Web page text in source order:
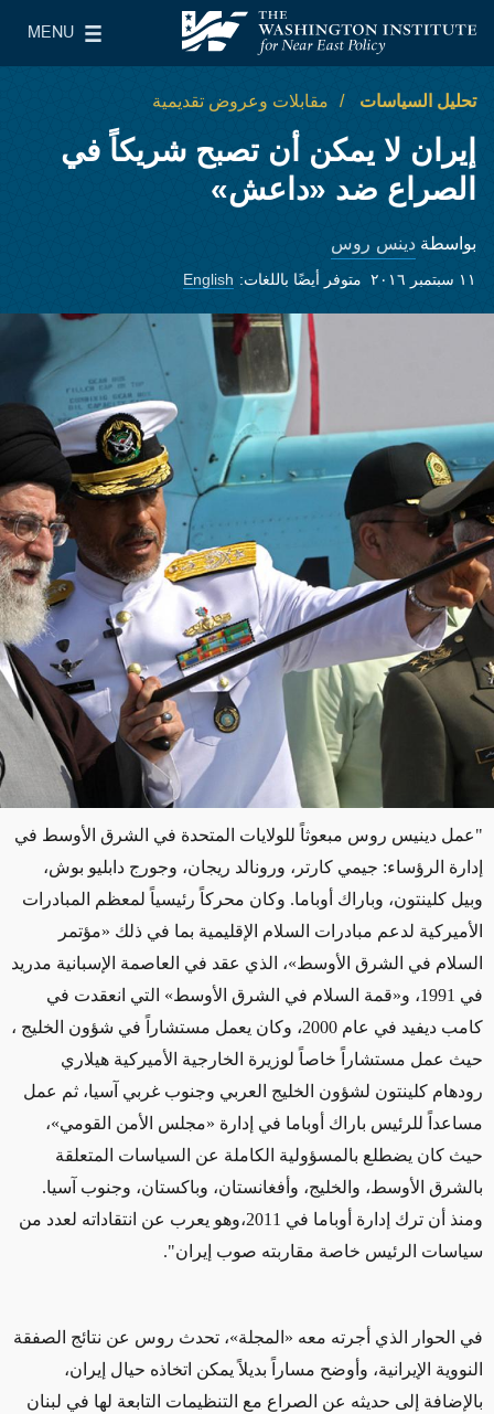
معهد واشنطن لسياسات الشرق الأدنى
MENU
Main Menu
تحليل السياسات مقابلات وعروض تقديمية
إيران لا يمكن أن تصبح شريكاً في
الصراع ضد «داعش»
بواسطة دينس روس
١١ سبتمبر ٢٠١٦ متوفر أيضًا باللغات: English
"عمل دينيس روس مبعوثاً للولايات المتحدة في الشرق الأوسط في
إدارة الرؤساء: جيمي كارتر، ورونالد ريجان، وجورج دابليو بوش،
وبيل كلينتون، وباراك أوباما. وكان محركاً رئيسياً لمعظم المبادرات
الأميركية لدعم مبادرات السلام الإقليمية بما في ذلك «مؤتمر
السلام في الشرق الأوسط»، الذي عقد في العاصمة الإسبانية مدريد
في 1991، و«قمة السلام في الشرق الأوسط» التي انعقدت في
كامب ديفيد في عام 2000، وكان يعمل مستشاراً في شؤون الخليج ،
حيث عمل مستشاراً خاصاً لوزيرة الخارجية الأميركية هيلاري
رودهام كلينتون لشؤون الخليج العربي وجنوب غربي آسيا، ثم عمل
مساعداً للرئيس باراك أوباما في إدارة «مجلس الأمن القومي»،
حيث كان يضطلع بالمسؤولية الكاملة عن السياسات المتعلقة
بالشرق الأوسط، والخليج، وأفغانستان، وباكستان، وجنوب آسيا.
ومنذ أن ترك إدارة أوباما في 2011،وهو يعرب عن انتقاداته لعدد من
سياسات الرئيس خاصة مقاربته صوب إيران".
في الحوار الذي أجرته معه «المجلة»، تحدث روس عن نتائج الصفقة
النووية الإيرانية، وأوضح مساراً بديلاً يمكن اتخاذه حيال إيران،
بالإضافة إلى حديثه عن الصراع مع التنظيمات التابعة لها في لبنان